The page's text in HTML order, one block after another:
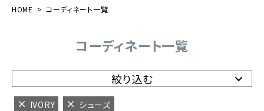
HOME コーディネート一覧
コーディネート一覧
絞り込む
IVORY シューズ